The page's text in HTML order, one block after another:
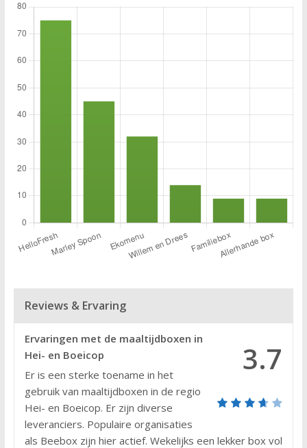
Reviews & Ervaring
3.7
Ervaringen met de maaltijdboxen in
Hei- en Boeicop
Er is een sterke toename in het
gebruik van maaltijdboxen in de regio
Hei- en Boeicop. Er zijn diverse
leveranciers. Populaire organisaties
als Beebox zijn hier actief. Wekelijks een lekker box vol